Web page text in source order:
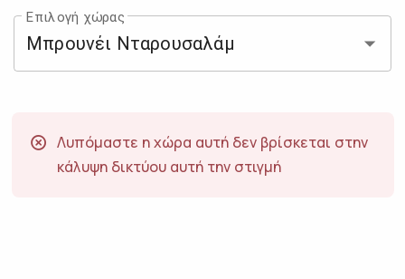
Επιλογή χώρας
Λυπόμαστε η χώρα αυτή δεν βρίσκεται στην
κάλυψη δικτύου αυτή την στιγμή